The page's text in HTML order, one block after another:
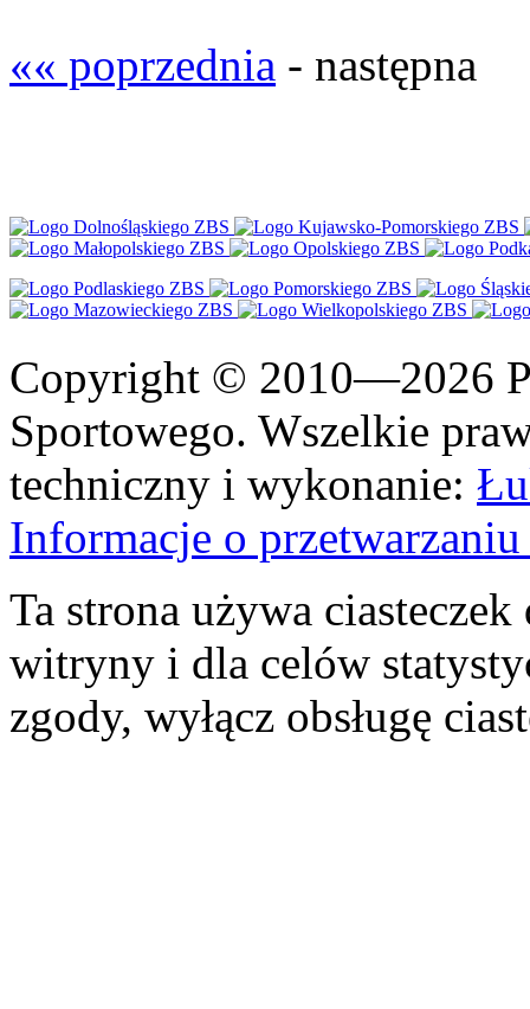
«« poprzednia - następna
Copyright © 2010—2026
Sportowego. Wszelkie
techniczny i wykonanie:
Informacje o
Ta strona używa
witryny i dla celów
zgody, wyłącz obsługę